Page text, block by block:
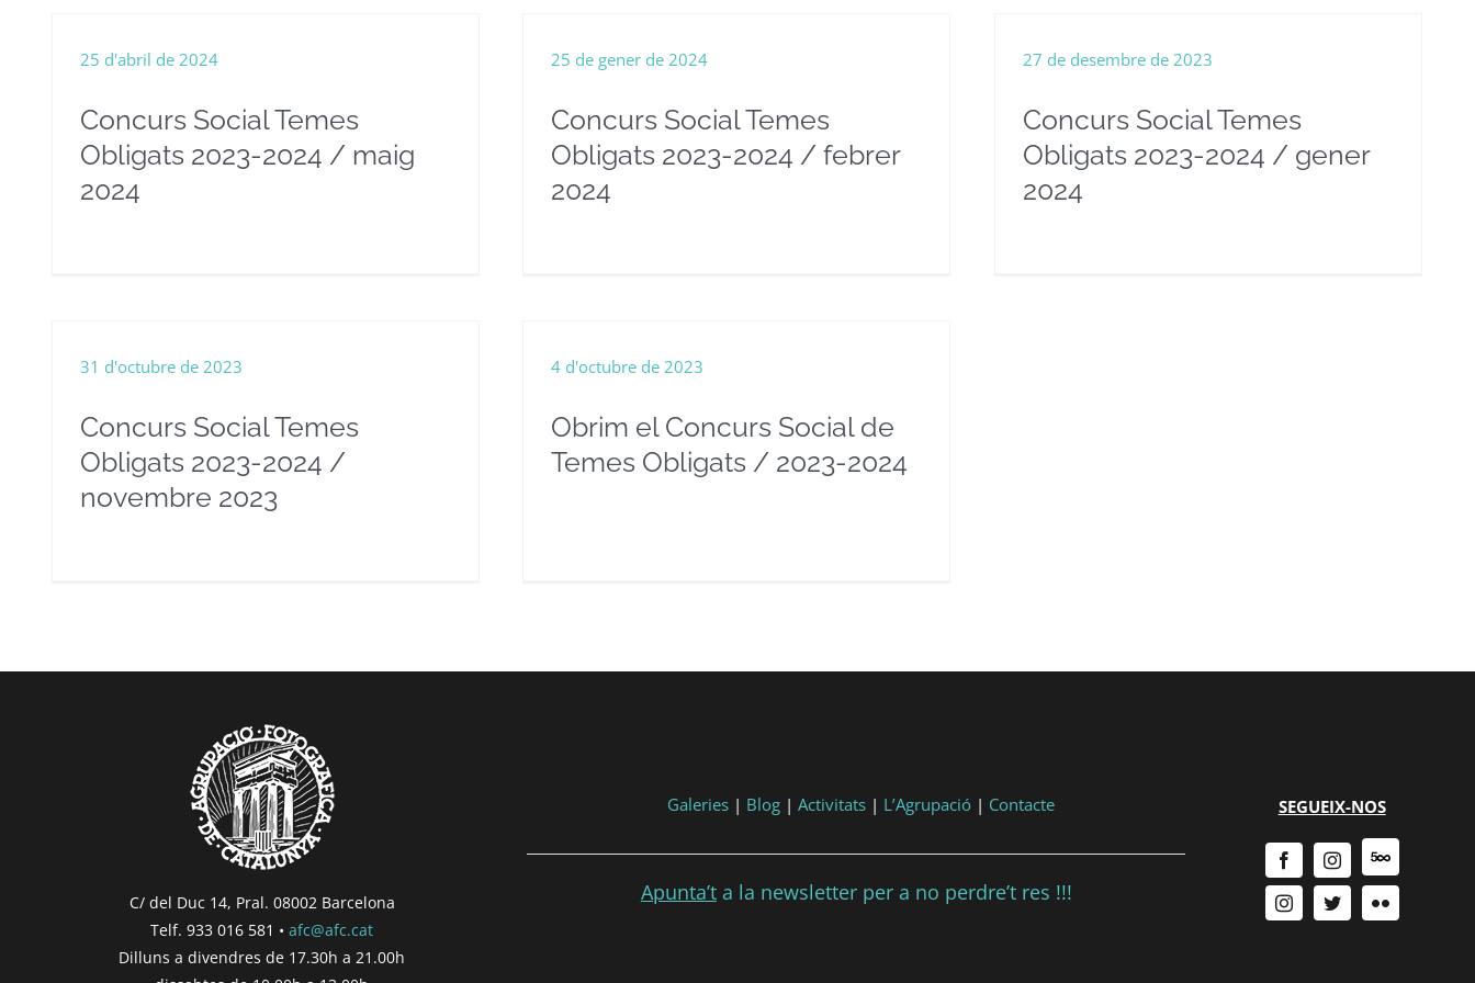
Concurs Social Temes
Obligats 2023-2024 / maig
2024
25 d'abril de 2024
Concurs Social Temes
Obligats 2023-2024 / febrer
2024
25 de gener de 2024
Concurs Social Temes
Obligats 2023-2024 / gener
2024
27 de desembre de 2023
Concurs Social Temes
Obligats 2023-2024 /
novembre 2023
31 d'octubre de 2023
Obrim el Concurs Social de
Temes Obligats / 2023-2024
4 d'octubre de 2023
C/ del Duc 14, Pral. 08002 Barcelona
Telf. 933 016 581 •afc@afc.cat
Dilluns a divendres de 17.30h a 21.00h
Galeries| Blog| Activitats| L’Agrupació| Contacte
Apunta’ta la newsletter per a no perdre’t res !!!
SEGUEIX-NOS